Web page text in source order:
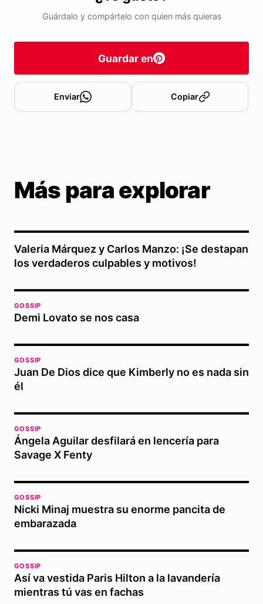
Guárdalo y compártelo con quien más quieras
Guardar en
Enviar Copiar
Más para explorar
Valeria Márquez y Carlos Manzo: ¡Se destapan
los verdaderos culpables y motivos!
GOSSIP
Demi Lovato se nos casa
GOSSIP
Juan De Dios dice que Kimberly no es nada sin
él
GOSSIP
Ángela Aguilar desfilará en lencería para
Savage X Fenty
GOSSIP
Nicki Minaj muestra su enorme pancita de
embarazada
GOSSIP
Así va vestida Paris Hilton a la lavandería
mientras tú vas en fachas